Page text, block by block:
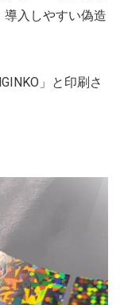
入しやすい偽造
」と印刷さ